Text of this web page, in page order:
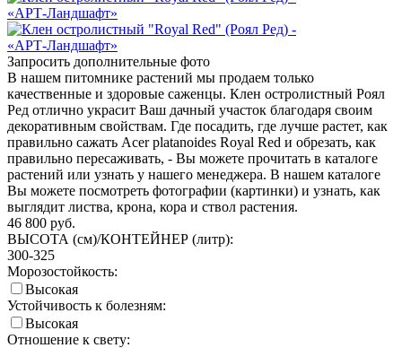
Запросить дополнительные фото
В нашем питомнике растений мы продаем только
качественные и здоровые саженцы. Клен остролистный Роял
Ред отлично украсит Ваш дачный участок благодаря своим
декоративным свойствам. Где посадить, где лучше растет, как
правильно сажать Acer platanoides Royal Red и обрезать, как
правильно пересаживать, - Вы можете прочитать в каталоге
растений или узнать у нашего менеджера. В нашем каталоге
Вы можете посмотреть фотографии (картинки) и узнать, как
выглядит листва, крона, кора и ствол растения.
46 800 руб.
ВЫСОТА (см)/КОНТЕЙНЕР (литр):
300-325
Морозостойкость:
Высокая
Устойчивость к болезням:
Высокая
Отношение к свету: